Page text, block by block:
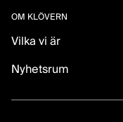
OM KLÖVERN
Vilka vi är
Nyhetsrum